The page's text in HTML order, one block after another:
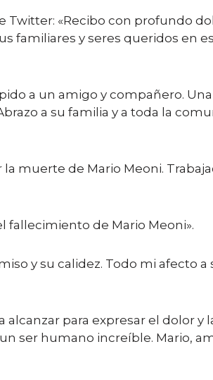
Twitter: «Recibo con profundo
familiares y seres queridos en
a un amigo y compañero.
a su familia y a toda la
muerte de Mario Meoni.
fallecimiento de Mario Meoni».
y su calidez. Todo mi afecto a
alcanzar para expresar el dolor y
ser humano increíble. Mario,